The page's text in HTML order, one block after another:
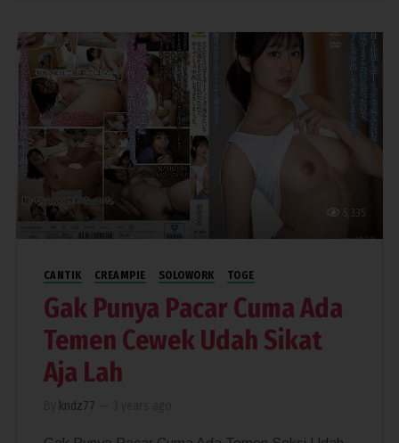
5,335
CANTIK CREAMPIE SOLOWORK TOGE
Gak Punya Pacar Cuma Ada
Temen Cewek Udah Sikat
Aja Lah
kndz77